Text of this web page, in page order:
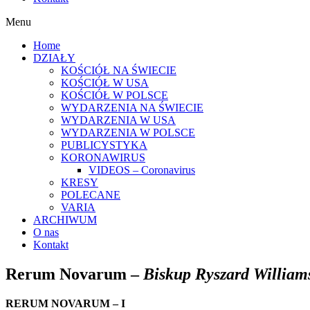
Menu
Home
DZIAŁY
KOŚCIÓŁ NA ŚWIECIE
KOŚCIÓŁ W USA
KOŚCIÓŁ W POLSCE
WYDARZENIA NA ŚWIECIE
WYDARZENIA W USA
WYDARZENIA W POLSCE
PUBLICYSTYKA
KORONAWIRUS
VIDEOS – Coronavirus
KRESY
POLECANE
VARIA
ARCHIWUM
O nas
Kontakt
Rerum Novarum – Biskup Ryszard
RERUM NOVARUM–I